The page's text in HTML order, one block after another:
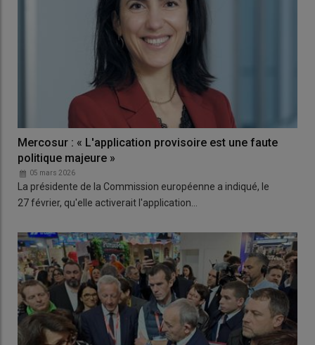
Mercosur : « L'application provisoire est une faute
politique majeure »
05 mars 2026
La présidente de la Commission européenne a indiqué, le
27 février, qu'elle activerait l'application…